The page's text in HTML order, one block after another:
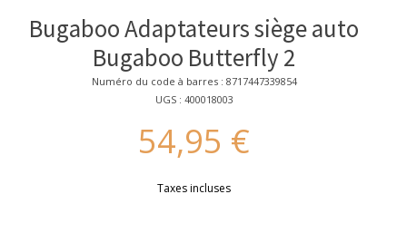
Bugaboo Adaptateurs siège auto
Bugaboo Butterfly 2
Numéro du code à barres : 8717447339854
UGS : 400018003
54,95 €
Taxes incluses